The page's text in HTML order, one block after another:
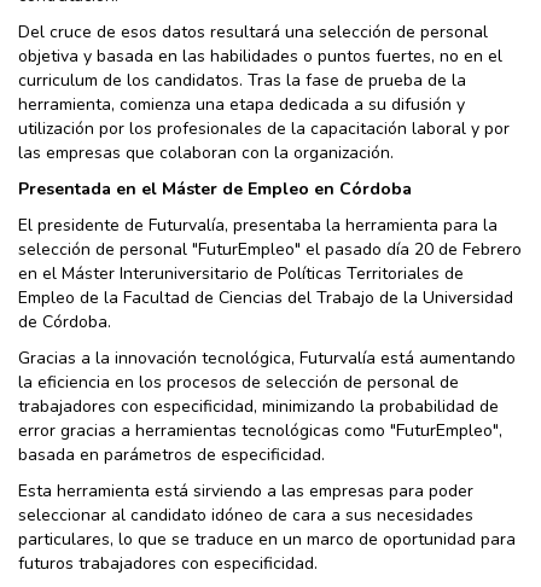
Del cruce de esos datos resultará una selección de personal
objetiva y basada en las habilidades o puntos fuertes, no en el
curriculum de los candidatos. Tras la fase de prueba de la
herramienta, comienza una etapa dedicada a su difusión y
utilización por los profesionales de la capacitación laboral y por
las empresas que colaboran con la organización.
Presentada en el Máster de Empleo en Córdoba
El presidente de Futurvalía, presentaba la herramienta para la
selección de personal "FuturEmpleo" el pasado día 20 de Febrero
en el Máster Interuniversitario de Políticas Territoriales de
Empleo de la Facultad de Ciencias del Trabajo de la Universidad
de Córdoba.
Gracias a la innovación tecnológica, Futurvalía está aumentando
la eficiencia en los procesos de selección de personal de
trabajadores con especificidad, minimizando la probabilidad de
error gracias a herramientas tecnológicas como "FuturEmpleo",
basada en parámetros de especificidad.
Esta herramienta está sirviendo a las empresas para poder
seleccionar al candidato idóneo de cara a sus necesidades
particulares, lo que se traduce en un marco de oportunidad para
futuros trabajadores con especificidad.